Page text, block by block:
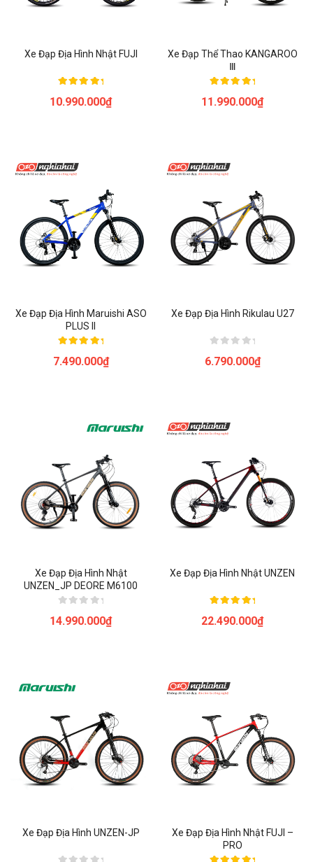
Xe Đạp Địa Hình Nhật FUJI
hạng
10.990.000₫
Xe Đạp Thể Thao KANGAROO
Ⅲ
hạng
11.990.000₫
Xe Đạp Địa Hình Maruishi ASO
PLUS II
hạng
7.490.000₫
Xe Đạp Địa Hình Rikulau U27
xếp
6.790.000₫
Xe Đạp Địa Hình Nhật
UNZEN_JP DEORE M6100
xếp
14.990.000₫
Xe Đạp Địa Hình Nhật UNZEN
hạng
22.490.000₫
Xe Đạp Địa Hình UNZEN-JP
Xe Đạp Địa Hình Nhật FUJI –
PRO